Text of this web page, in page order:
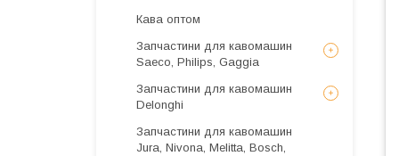
Кава оптом
Запчастини для кавомашин
Saeco, Philips, Gaggia
Запчастини для кавомашин
Delonghi
Запчастини для кавомашин
Jura, Nivona, Melitta, Bosch,